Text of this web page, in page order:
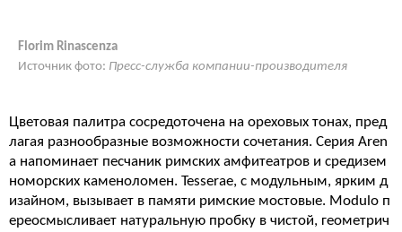
Florim Rinascenza
Источник фото: Пресс-служба компании-производителя
Цветовая палитра сосредоточена на ореховых тонах, пред
лагая разнообразные возможности сочетания. Серия Aren
a напоминает песчаник римских амфитеатров и средизем
номорских каменоломен. Tesserae, с модульным, ярким д
изайном, вызывает в памяти римские мостовые. Modulo п
ереосмысливает натуральную пробку в чистой, геометрич